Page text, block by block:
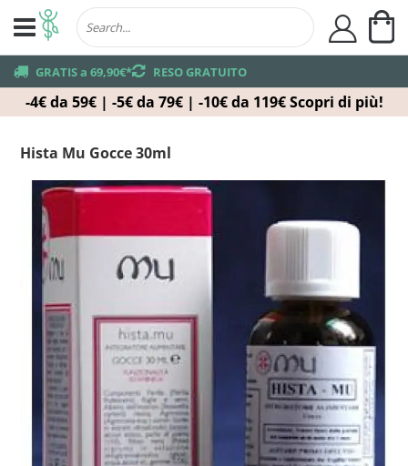
-4€ da 59€ | -5€ da 79€ | -10€ da 119€ Scopri di più!
truck GRATIS a 69,90€*returns RESO GRATUITO
user
Hista Mu Gocce 30ml